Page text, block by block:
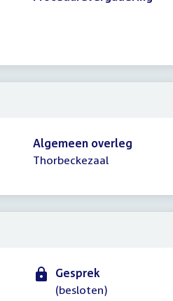
Algemeen overleg
Thorbeckezaal
Gesprek
(besloten)